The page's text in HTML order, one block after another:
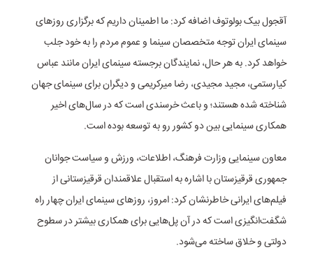
آقجول بیک بولوتوف اضافه کرد: ما اطمینان داریم که برگزاری روز‌های
سینمای ایران توجه متخصصان سینما و عموم مردم را به خود جلب
خواهد کرد. به هر حال، نمایندگان برجسته سینمای ایران مانند عباس
کیارستمی، مجید مجیدی، رضا میرکریمی و دیگران برای سینمای جهان
شناخته شده هستند؛ و باعث خرسندی است که در سال‌های اخیر
همکاری سینمایی بین دو کشور رو به توسعه بوده است.
معاون سینمایی وزارت فرهنگ، اطلاعات، ورزش و سیاست جوانان
جمهوری قرقیزستان با اشاره به استقبال علاقمندان قرقیزستانی از
فیلم‌های ایرانی خاطرنشان کرد: امروز، روز‌های سینمای ایران چهار راه
شگفت‌انگیزی است که در آن پل‌هایی برای همکاری بیشتر در سطوح
دولتی و خلاق ساخته می‌شود.